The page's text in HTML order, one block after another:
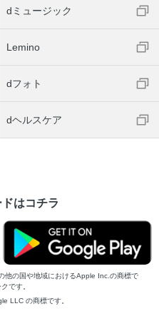
dミュージック
Lemino
dフォト
dヘルスケア
はコチラ
他の国や地域におけるApple Inc.の商標で
です。
LLC の商標です。